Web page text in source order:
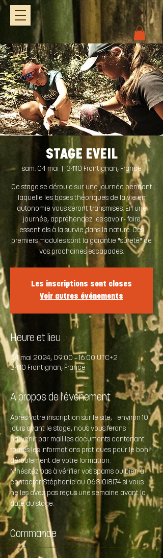
STAGE EVEIL
sam. 04 mai 34110 Frontignan, France
Ce stage se déroule sur une journée pendant
laquelle les bases théoriques de la vie en
autonomie vous seront transmises. En une
journée, appréhendez les savoir- faire
essentiels à la survie dans la nature. Ces
premiers modules sont la garantie "sûreté" de
vos prochaines escapades.
Les inscriptions sont closes
Voir autres événements
Heure et lieu
04 mai 2024, 09:00 – 16:00 UTC+2
34110 Frontignan, France
A propos de l'évenement
Après votre inscription sur le site,  environ 10
jours avant le stage, nous vous ferons
parvenir par mail les documents contenant
toutes les informations pratiques pour le bon
déroulement de votre formation.
N'hésitez pas à vérifier vos spams ou bien à
contacter Stéphanie au 0631018174 si vous
ne les avez pas reçus une semaine avant la
date du stage.
Commande